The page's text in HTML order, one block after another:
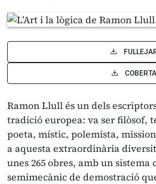
COBERTA
Ramon Llull és un dels
tradició europea: va ser filòsof,
poeta, místic, polemista,
a aquesta extraordinària
unes 265 obres, amb un
semimecànic de demostració